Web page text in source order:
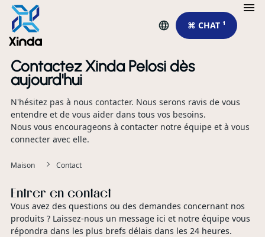
⌘ CHAT ¹
Contactez Xinda Pelosi dès
aujourd'hui
N'hésitez pas à nous contacter. Nous serons ravis de vous
entendre et de vous aider dans tous vos besoins.
Nous vous encourageons à contacter notre équipe et à vous
connecter avec elle.
Maison Contact
Entrer en contact
Vous avez des questions ou des demandes concernant nos
produits ? Laissez-nous un message ici et notre équipe vous
répondra dans les plus brefs délais dans les 24 heures.